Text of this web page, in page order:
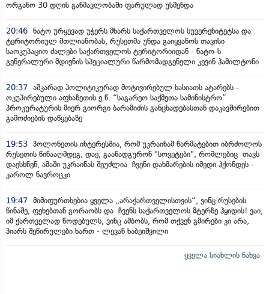
ორგანო 30 დღის განმავლობაში ფარულად უსმენდა
20:46 ნატო ურყევად უჭერს მხარს საქართველოს სუვერენიტეტსა და
ტერიტორიულ მთლიანობას, რუსეთმა უნდა გაიყვანოს თავისი
საოკუპაციო ძალები საქართველოს ტერიტორიიდან - ნატო-ს
გენერალური მდივნის სპეციალური წარმომადგენელი კევინ ჰამილტონი
20:37 აშკარად პოლიტიკურად მოტივირებულ ხასიათს ატარებს -
ოკუპირებული აფხაზეთის ე.წ. “საგარეო საქმეთა სამინისტრო”
პროკურატურის მიერ გიორგი ბარამიძის განცხადებასთან დაკავშირებით
გამოძიების დაწყებაზე
19:53 პოლონეთის ინტერესშია, რომ უკრაინამ წარმატებით იბრძოლოს
რუსეთის წინააღმდეგ, დაე, გაანადგურონ "სოვეტები", რომლებიც თავს
დაესხნენ, ამაში უკრაინას შეუძლია ჩვენი დახმარების იმედი ჰქონდეს -
კაროლ ნავროცკი
19:47 მიმიფურთხებია ყველა „არაქართველისთვის“, ვინც რუსების
წინაშე, ფეხებთან გორაობს და ჩვენს საქართველოს მტერზე ჰყიდის! ვაი,
იმ ქართველად წოდებულს, ვინც ამბობს, რომ თქვენ გმირები კი არა,
პიარს შეწირულები ხართ - ლევან ხაბეიშვილი
ყველა სიახლის ნახვა